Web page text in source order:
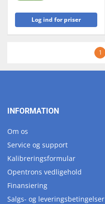
Log ind for priser
1
INFORMATION
Om os
Service og support
Kalibreringsformular
Opentrons vedligehold
Finansiering
Salgs- og leveringsbetingelser